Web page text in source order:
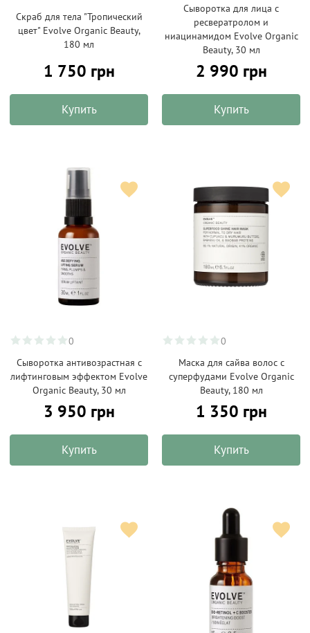
Скраб для тела "Тропический
цвет" Evolve Organic Beauty,
180 мл
1 750 грн
Купить
Сыворотка для лица с
ресвератролом и
ниацинамидом Evolve Organic
Beauty, 30 мл
2 990 грн
Купить
0
Сыворотка антивозрастная с
лифтинговым эффектом Evolve
Organic Beauty, 30 мл
3 950 грн
Купить
0
Маска для сайва волос с
суперфудами Evolve Organic
Beauty, 180 мл
1 350 грн
Купить